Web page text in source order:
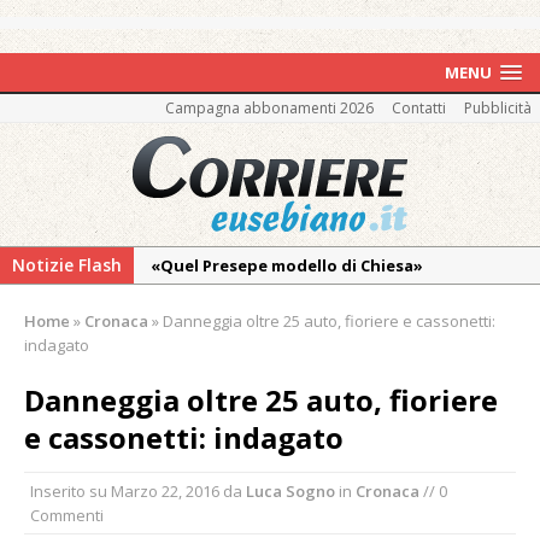
MENU
Campagna abbonamenti 2026 Contatti Pubblicità
Notizie Flash
«Quel Presepe modello di Chiesa»
Ringraziamento: convegno, messa e
Nuovo fronte delle fiamme: vasto incendio
alle pendici del Monte Barone
pellegrinaggio diocesano
Home » Cronaca » Danneggia oltre 25 auto, fioriere e cassonetti:
indagato
Danneggia oltre 25 auto, fioriere
e cassonetti: indagato
Inserito su Marzo 22, 2016 da Luca Sogno in Cronaca // 0
Commenti